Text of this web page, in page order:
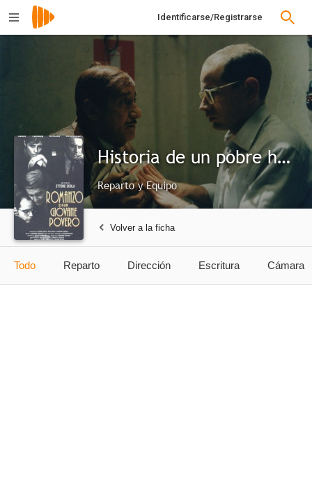
Identificarse/Registrarse
Historia de un pobre hombre
Reparto y Equipo
Volver a la ficha
Todo Reparto Dirección Escritura Cámara